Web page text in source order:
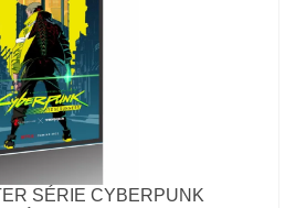
SÉRIE CYBERPUNK